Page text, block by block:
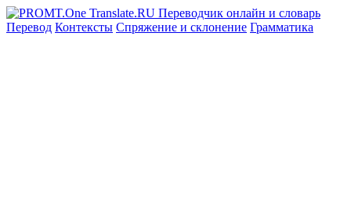
Перевод Контексты Спряжение и склонение Грамматика